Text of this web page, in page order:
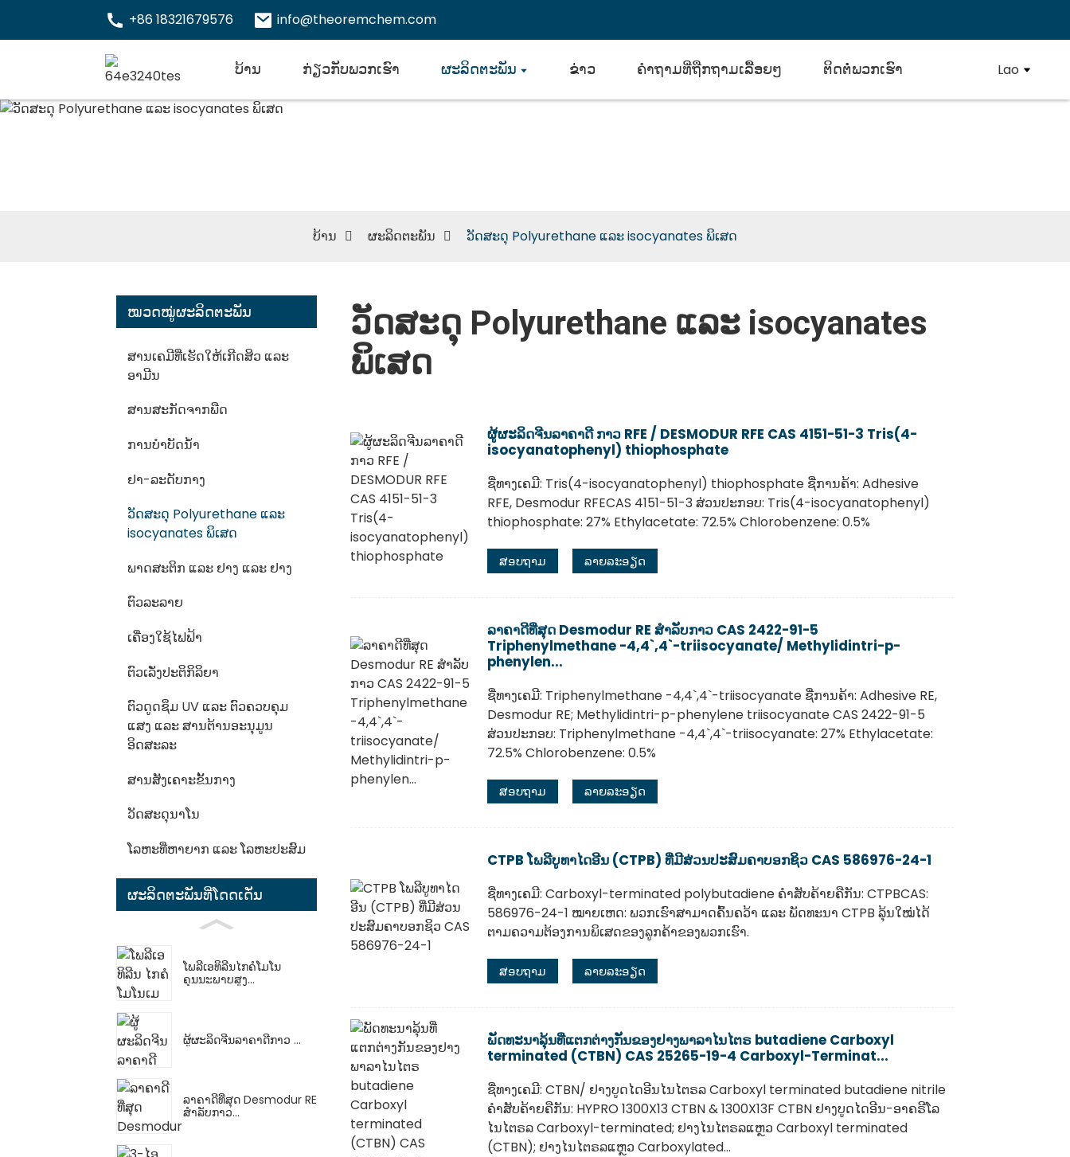
+86 18321679576 info@theoremchem.com
ບ້ານ ກ່ຽວກັບພວກເຮົາ ຜະລິດຕະພັນ ຂ່າວ ຄຳຖາມທີ່ຖືກຖາມເລື້ອຍໆ ຕິດຕໍ່ພວກເຮົາ Lao
ບ້ານ ຜະລິດຕະພັນ ວັດສະດຸ Polyurethane ແລະ isocyanates ພິເສດ
ໝວດໝູ່ຜະລິດຕະພັນ
ສານເຄມີທີ່ເຮັດໃຫ້ເກີດສິວ ແລະ
ອາມີນ
ສານສະກັດຈາກພືດ
ການບຳບັດນ້ຳ
ຢາ-ລະດັບກາງ
ວັດສະດຸ Polyurethane ແລະ
isocyanates ພິເສດ
ພາດສະຕິກ ແລະ ຢາງ ແລະ ຢາງ
ຕົວລະລາຍ
ເຄື່ອງໃຊ້ໄຟຟ້າ
ຕົວເລັ່ງປະຕິກິລິຍາ
ຕົວດູດຊຶມ UV ແລະ ຕົວຄວບຄຸມ
ແສງ ແລະ ສານຕ້ານອະນຸມູນ
ອິດສະລະ
ສານສັງເຄາະຂັ້ນກາງ
ວັດສະດຸນາໂນ
ໂລຫະທີ່ຫາຍາກ ແລະ ໂລຫະປະສົມ
ຜະລິດຕະພັນທີ່ໂດດເດັ່ນ
ໂພລີເອທິລີນໄກຄໍໂມໂນ
ຄຸນນະພາບສູງ...
ຜູ້ຜະລິດຈີນລາຄາດີກາວ ...
ລາຄາດີທີ່ສຸດ Desmodur RE
ສຳລັບກາວ...
ວັດສະດຸ Polyurethane ແລະ isocyanates
ພິເສດ
ຜູ້ຜະລິດຈີນລາຄາດີ ກາວ RFE / DESMODUR RFE CAS 4151-51-3 Tris(4-
isocyanatophenyl) thiophosphate
ຊື່ທາງເຄມີ: Tris(4-isocyanatophenyl) thiophosphate ຊື່ການຄ້າ: Adhesive
RFE, Desmodur RFECAS 4151-51-3 ສ່ວນປະກອບ: Tris(4-isocyanatophenyl)
thiophosphate: 27% Ethylacetate: 72.5% Chlorobenzene: 0.5%
ສອບຖາມ ລາຍລະອຽດ
ລາຄາດີທີ່ສຸດ Desmodur RE ສຳລັບກາວ CAS 2422-91-5
Triphenylmethane -4,4`,4`-triisocyanate/ Methylidintri-p-
phenylen...
ຊື່ທາງເຄມີ: Triphenylmethane -4,4`,4`-triisocyanate ຊື່ການຄ້າ: Adhesive RE,
Desmodur RE; Methylidintri-p-phenylene triisocyanate CAS 2422-91-5
ສ່ວນປະກອບ: Triphenylmethane -4,4`,4`-triisocyanate: 27% Ethylacetate:
72.5% Chlorobenzene: 0.5%
ສອບຖາມ ລາຍລະອຽດ
CTPB ໂພລີບູທາໄດອີນ (CTPB) ທີ່ມີສ່ວນປະສົມຄາບອກຊິວ CAS 586976-24-1
ຊື່ທາງເຄມີ: Carboxyl-terminated polybutadiene ຄຳສັບຄ້າຍຄືກັນ: CTPBCAS:
586976-24-1 ໝາຍເຫດ: ພວກເຮົາສາມາດຄົ້ນຄວ້າ ແລະ ພັດທະນາ CTPB ລຸ້ນໃໝ່ໄດ້
ຕາມຄວາມຕ້ອງການພິເສດຂອງລູກຄ້າຂອງພວກເຮົາ.
ສອບຖາມ ລາຍລະອຽດ
ພັດທະນາລຸ້ນທີ່ແຕກຕ່າງກັນຂອງຢາງພາລາໄນໄຕຣ butadiene Carboxyl
terminated (CTBN) CAS 25265-19-4 Carboxyl-Terminat...
ຊື່ທາງເຄມີ: CTBN/ ຢາງບູດໄດອີນໄນໄຕຣລ Carboxyl terminated butadiene nitrile
ຄຳສັບຄ້າຍຄືກັນ: HYPRO 1300X13 CTBN & 1300X13F CTBN ຢາງບູດໄດອີນ-ອາຄຣີໂລ
ໄນໄຕຣລ Carboxyl-terminated; ຢາງໄນໄຕຣລແຫຼວ Carboxyl terminated
(CTBN); ຢາງໄນໄຕຣລແຫຼວ Carboxylated...